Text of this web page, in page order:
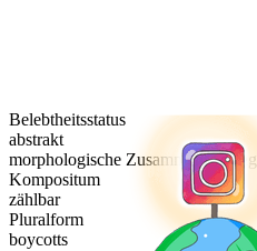
Belebtheitsstatus
abstrakt
morphologische Zusammensetzung
Kompositum
zählbar
Pluralform
boycotts